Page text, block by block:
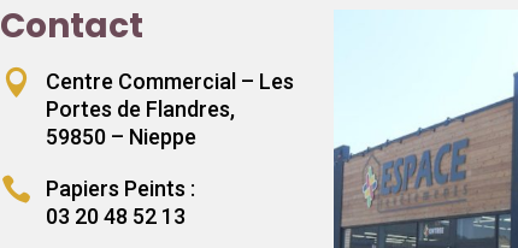
Contact

Centre Commercial – Les
Portes de Flandres,
59850 – Nieppe

Papiers Peints :
03 20 48 52 13